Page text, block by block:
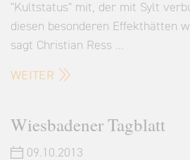
"Kultstatus" mit, der mit Sylt
diesen besonderen Effekthätten
sagt Christian Ress …
WEITER
Wiesbadener Tagblatt
09.10.2013